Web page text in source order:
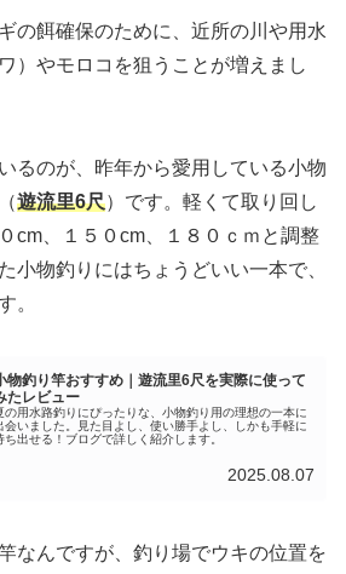
の餌確保のために、近所の川や用水
）やモロコを狙うことが増えまし
るのが、昨年から愛用している小物
遊流里6尺）です。軽くて取り回し
cm、１５０cm、１８０ｃｍと調整
小物釣りにはちょうどいい一本で、
。
物釣り竿おすすめ｜遊流里6尺を実際に使って
たレビュー
の用水路釣りにぴったりな、小物釣り用の理想の一本に
会いました。見た目よし、使い勝手よし、しかも手軽に
ち出せる！ブログで詳しく紹介します。
2025.08.07
なんですが、釣り場でウキの位置を